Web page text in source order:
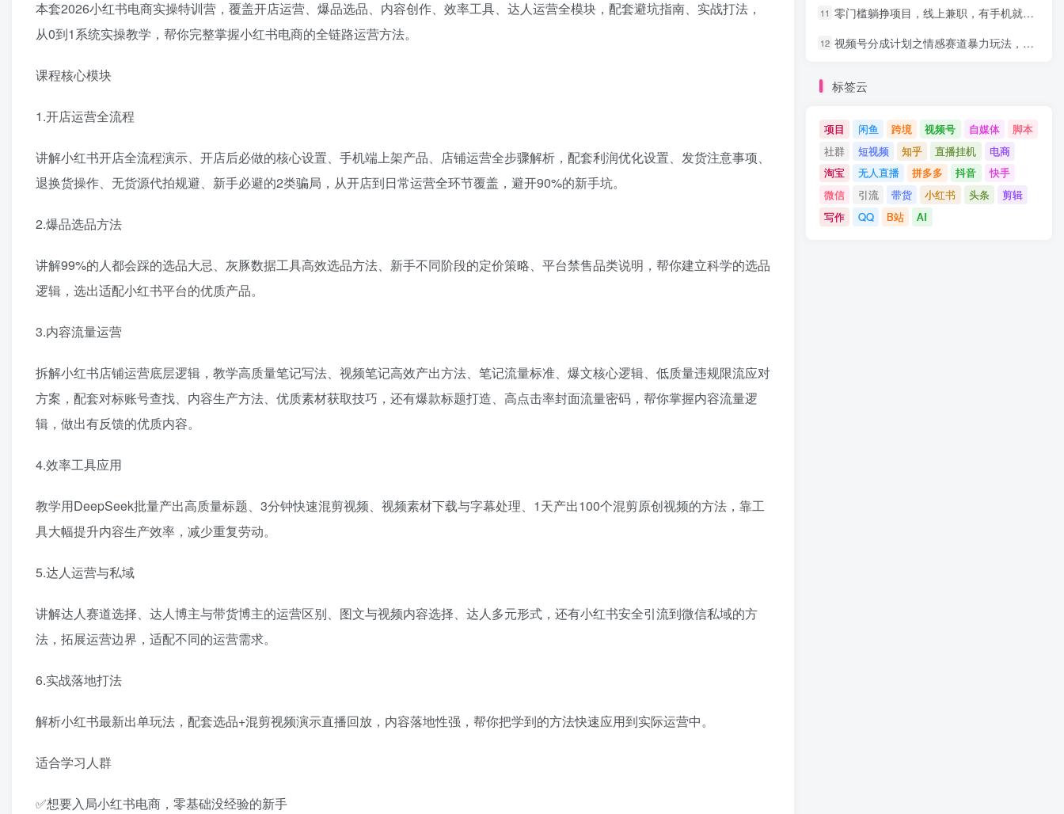
本套2026小红书电商实操特训营，覆盖开店运营、爆品选品、内容创作、效率工具、达人运营全模块，配套避坑指南、实战打法，
从0到1系统实操教学，帮你完整掌握小红书电商的全链路运营方法。
课程核心模块
1.开店运营全流程
讲解小红书开店全流程演示、开店后必做的核心设置、手机端上架产品、店铺运营全步骤解析，配套利润优化设置、发货注意事项、
退换货操作、无货源代拍规避、新手必避的2类骗局，从开店到日常运营全环节覆盖，避开90%的新手坑。
2.爆品选品方法
讲解99%的人都会踩的选品大忌、灰豚数据工具高效选品方法、新手不同阶段的定价策略、平台禁售品类说明，帮你建立科学的选品
逻辑，选出适配小红书平台的优质产品。
3.内容流量运营
拆解小红书店铺运营底层逻辑，教学高质量笔记写法、视频笔记高效产出方法、笔记流量标准、爆文核心逻辑、低质量违规限流应对
方案，配套对标账号查找、内容生产方法、优质素材获取技巧，还有爆款标题打造、高点击率封面流量密码，帮你掌握内容流量逻
辑，做出有反馈的优质内容。
4.效率工具应用
教学用DeepSeek批量产出高质量标题、3分钟快速混剪视频、视频素材下载与字幕处理、1天产出100个混剪原创视频的方法，靠工
具大幅提升内容生产效率，减少重复劳动。
5.达人运营与私域
讲解达人赛道选择、达人博主与带货博主的运营区别、图文与视频内容选择、达人多元形式，还有小红书安全引流到微信私域的方
法，拓展运营边界，适配不同的运营需求。
6.实战落地打法
解析小红书最新出单玩法，配套选品+混剪视频演示直播回放，内容落地性强，帮你把学到的方法快速应用到实际运营中。
适合学习人群
✅想要入局小红书电商，零基础没经验的新手
11 零门槛躺挣项目，线上兼职，有手机就能做 一小时稳挣50+，识字就能玩【揭秘】
12 视频号分成计划之情感赛道暴力玩法，可批量操作，保姆级教学
标签云
项目 闲鱼 跨境 视频号 自媒体
脚本
社群
短视频 知乎 直播挂机
电商
淘宝
无人直播 拼多多 抖音
快手
微信
引流 带货 小红书 头条
剪辑
写作
QQ B站 AI